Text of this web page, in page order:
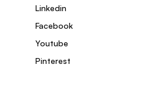
Linkedin
Facebook
Youtube
Pinterest